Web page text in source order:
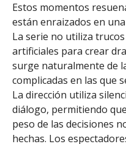
Estos momentos
están enraizados en
La serie no utiliza
artificiales para crear
surge naturalmente de
complicadas en las que
La dirección utiliza
diálogo, permitiendo
peso de las decisiones
hechas. Los